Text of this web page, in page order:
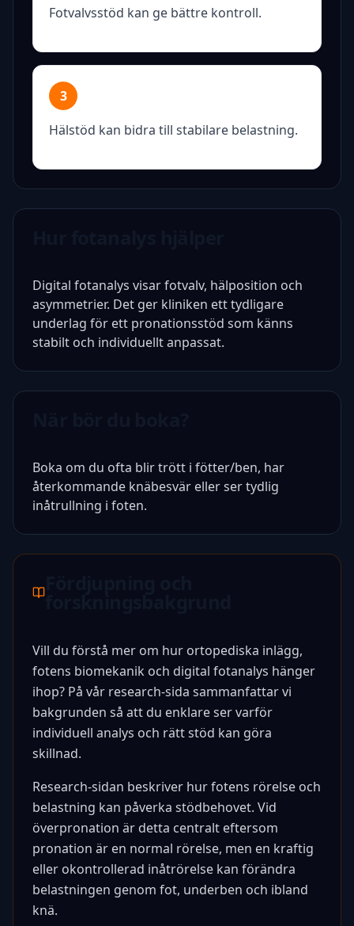
Fotvalvsstöd kan ge bättre kontroll.
3
Hälstöd kan bidra till stabilare belastning.
Digital fotanalys visar fotvalv, hälposition och
asymmetrier. Det ger kliniken ett tydligare
underlag för ett pronationsstöd som känns
stabilt och individuellt anpassat.
Boka om du ofta blir trött i fötter/ben, har
återkommande knäbesvär eller ser tydlig
inåtrullning i foten.
Vill du förstå mer om hur ortopediska inlägg,
fotens biomekanik och digital fotanalys hänger
ihop? På vår research-sida sammanfattar vi
bakgrunden så att du enklare ser varför
individuell analys och rätt stöd kan göra
skillnad.
Research-sidan beskriver hur fotens rörelse och
belastning kan påverka stödbehovet. Vid
överpronation är detta centralt eftersom
pronation är en normal rörelse, men en kraftig
eller okontrollerad inåtrörelse kan förändra
belastningen genom fot, underben och ibland
knä.